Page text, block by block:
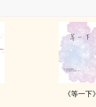
《等一下